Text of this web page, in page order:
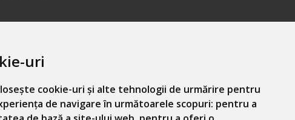
uri
cookie-uri și alte tehnologii de urmărire pentru
de navigare în următoarele scopuri: pentru a
Informatiile mele personale